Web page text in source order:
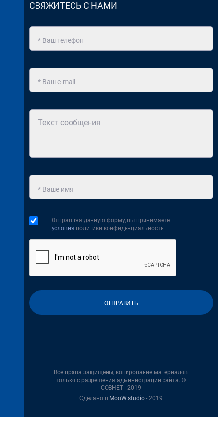
СВЯЖИТЕСЬ С НАМИ
Отправляя данную форму, вы принимаете
условия политики конфиденциальности
Все права защищены, копирование материалов
только с разрешения администрации сайта. ©
СОВНЕТ - 2019
Сделано в MooW studio - 2019